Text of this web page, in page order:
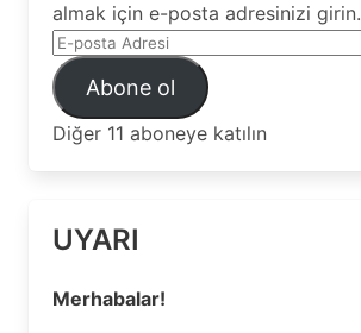
almak için e-posta adresinizi girin.
E-
posta
AdresiAbone ol
Diğer 11 aboneye katılın
UYARI
Merhabalar!